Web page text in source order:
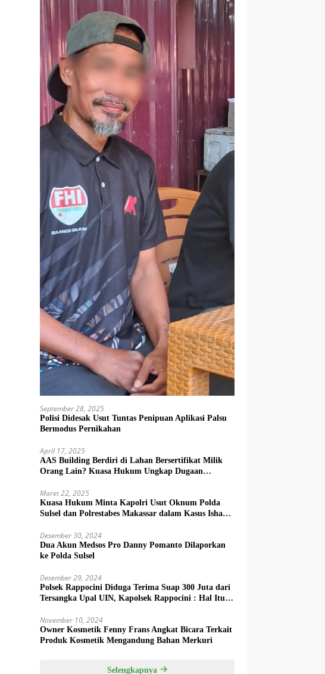
September 28, 2025
Polisi Didesak Usut Tuntas Penipuan Aplikasi Palsu
Bermodus Pernikahan
April 17, 2025
AAS Building Berdiri di Lahan Bersertifikat Milik
Orang Lain? Kuasa Hukum Ungkap Dugaan
Maret 22, 2025
Kuasa Hukum Minta Kapolri Usut Oknum Polda
Sulsel dan Polrestabes Makassar dalam Kasus Ishak
Desember 30, 2024
Dua Akun Medsos Pro Danny Pomanto Dilaporkan
ke Polda Sulsel
Desember 29, 2024
Polsek Rappocini Diduga Terima Suap 300 Juta dari
Tersangka Upal UIN, Kapolsek Rappocini : Hal Itu
November 10, 2024
Owner Kosmetik Fenny Frans Angkat Bicara Terkait
Produk Kosmetik Mengandung Bahan Merkuri
Selengkapnya